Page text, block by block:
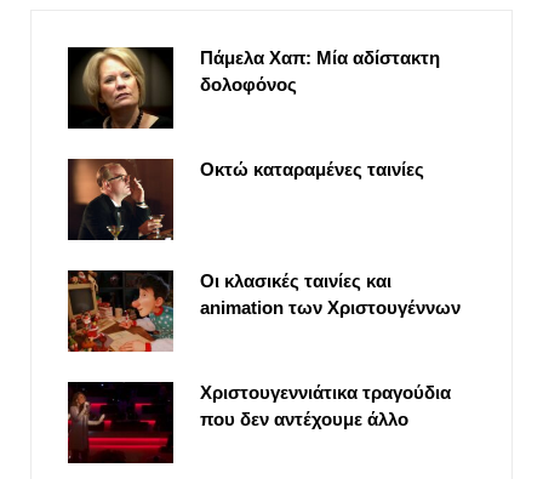
Πάμελα Χαπ: Μία αδίστακτη
δολοφόνος
Οκτώ καταραμένες ταινίες
Οι κλασικές ταινίες και
animation των Χριστουγέννων
Χριστουγεννιάτικα τραγούδια
που δεν αντέχουμε άλλο